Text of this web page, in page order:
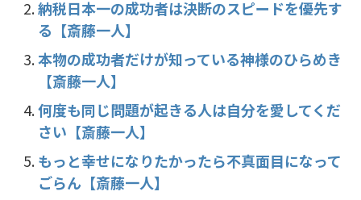
o
k
納税日本一の成功者は決断のスピードを優先す
る【斎藤一人】
本物の成功者だけが知っている神様のひらめき
【斎藤一人】
何度も同じ問題が起きる人は自分を愛してくだ
さい【斎藤一人】
もっと幸せになりたかったら不真面目になって
ごらん【斎藤一人】